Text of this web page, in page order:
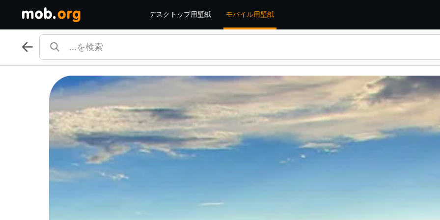
デスクトップ用壁紙 モバイル用壁紙